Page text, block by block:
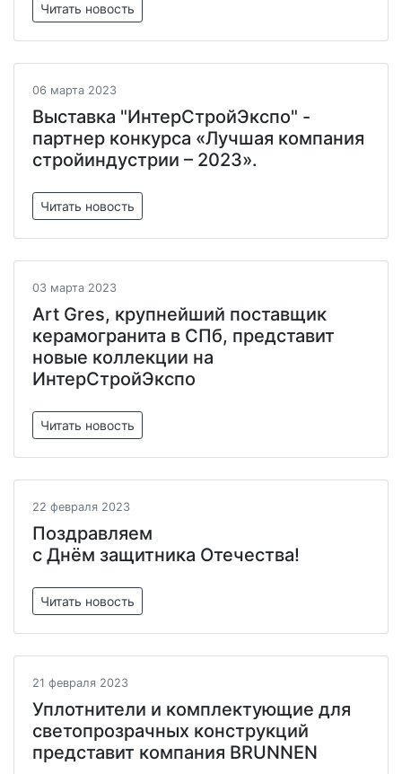
Читать новость
06 марта 2023
Выставка "ИнтерСтройЭкспо" -
партнер конкурса «Лучшая компания
стройиндустрии – 2023».
Читать новость
03 марта 2023
Art Gres, крупнейший поставщик
керамогранита в СПб, представит
новые коллекции на
ИнтерСтройЭкспо
Читать новость
22 февраля 2023
Поздравляем
с Днём защитника Отечества!
Читать новость
21 февраля 2023
Уплотнители и комплектующие для
светопрозрачных конструкций
представит компания BRUNNEN